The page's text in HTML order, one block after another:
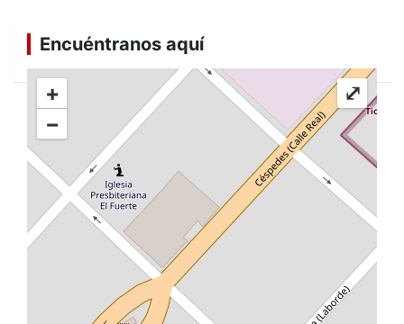
Encuéntranos aquí
+
−
⤢